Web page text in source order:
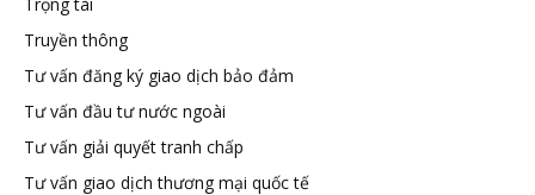
Truyền thông
Tư vấn đăng ký giao dịch bảo đảm
Tư vấn đầu tư nước ngoài
Tư vấn giải quyết tranh chấp
Tư vấn giao dịch thương mại quốc tế